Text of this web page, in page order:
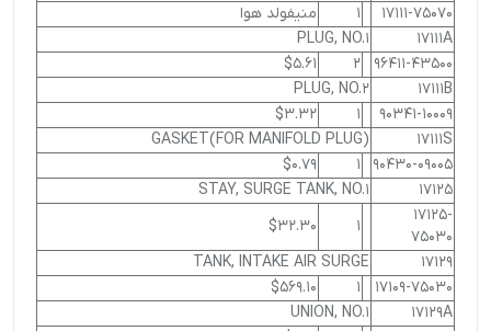
17111-75070
1
منيفولد هوا
17111A
PLUG, NO.1
96411-43500
2
$5.61
17111B
PLUG, NO.2
90341-10009
1
$3.32
17111S
GASKET(FOR MANIFOLD PLUG)
90430-09005
1
$0.79
17125
STAY, SURGE TANK, NO.1
17125-
75030
1
$32.30
17129
TANK, INTAKE AIR SURGE
17109-75030
1
$569.10
17129A
UNION, NO.1